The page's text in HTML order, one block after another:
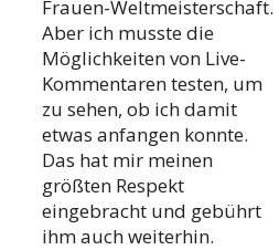
Frauen-Weltmeisterschaft.
Aber ich musste die
Möglichkeiten von Live-
Kommentaren testen, um
zu sehen, ob ich damit
etwas anfangen konnte.
Das hat mir meinen
größten Respekt
eingebracht und gebührt
ihm auch weiterhin.